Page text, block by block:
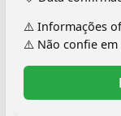
⚠️ Informações
⚠️ Não confie em